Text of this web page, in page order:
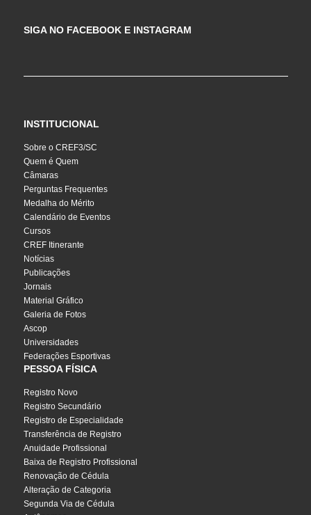
SIGA NO FACEBOOK E INSTAGRAM
INSTITUCIONAL
Sobre o CREF3/SC
Quem é Quem
Câmaras
Perguntas Frequentes
Medalha do Mérito
Calendário de Eventos
Cursos
CREF Itinerante
Notícias
Publicações
Jornais
Material Gráfico
Galeria de Fotos
Ascop
Universidades
Federações Esportivas
PESSOA FÍSICA
Registro Novo
Registro Secundário
Registro de Especialidade
Transferência de Registro
Anuidade Profissional
Baixa de Registro Profissional
Renovação de Cédula
Alteração de Categoria
Segunda Via de Cédula